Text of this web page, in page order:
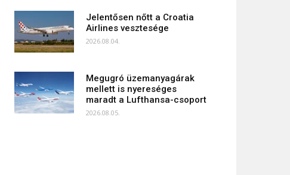
Jelentősen nőtt a Croatia
Airlines vesztesége
2026.08.04.
Megugró üzemanyagárak
mellett is nyereséges
maradt a Lufthansa-csoport
2026.08.05.